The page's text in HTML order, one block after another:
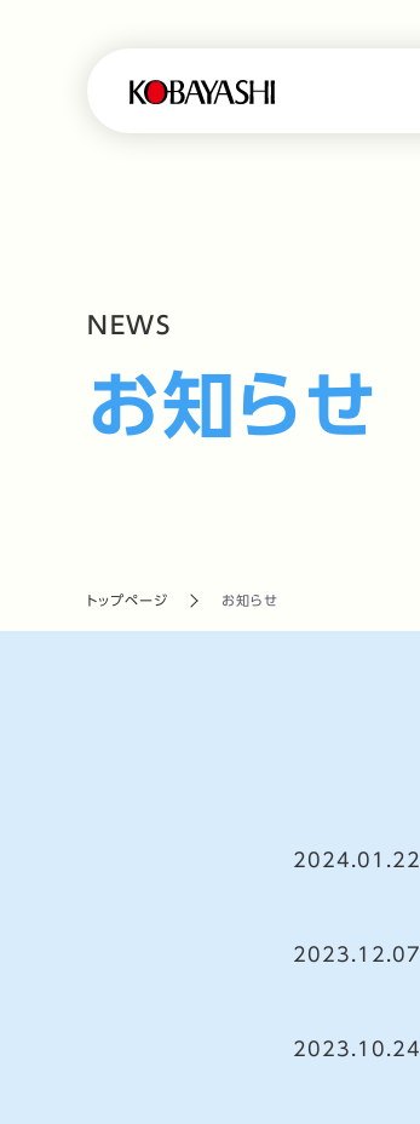
NEWS
お知らせ
トップページ お知らせ
2024.01.22
2023.12.07
2023.10.24